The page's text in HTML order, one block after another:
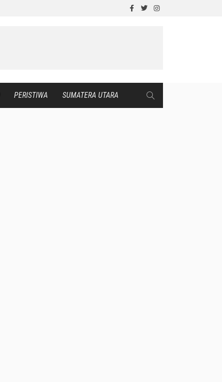
PERISTIWA SUMATERA UTARA